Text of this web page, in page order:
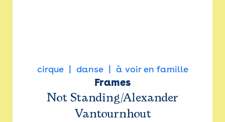
cirque danse à voir en famille
Frames
Not Standing/Alexander
Vantournhout